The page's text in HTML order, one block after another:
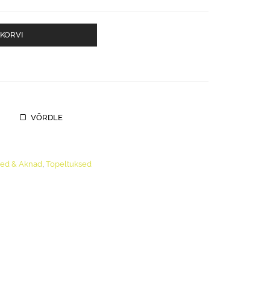
VÕRDLE
& Aknad, Topeltuksed